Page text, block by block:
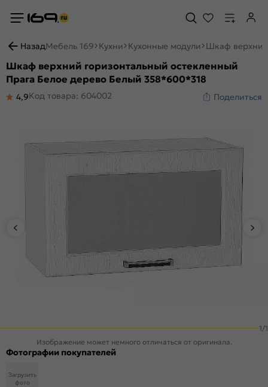
НазадМебель 169 Кухни Кухонные модули Шкаф верхний
Шкаф верхний горизонтальный остекленный
Прага Белое дерево Белый 358*600*318
4,9Код товара: 604002 Поделиться
1/1
Изображение может немного отличаться от оригинала.
Фотографии покупателей
Загрузить
фото